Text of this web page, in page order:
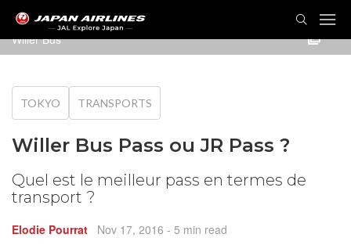
Willer Bus
TOKYO TRANSPORTS
Willer Bus Pass ou JR Pass ?
Quel est le meilleur pass en termes de
transport ?
Elodie Pourrat Nov 17, 2016 - 5 min read